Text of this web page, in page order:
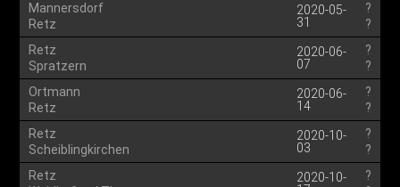
Mannersdorf
Retz
2020-05-
31
?
?
Retz
Spratzern
2020-06-
07
?
?
Ortmann
Retz
2020-06-
14
?
?
Retz
Scheiblingkirchen
2020-10-
03
?
?
Retz
2020-10-
?